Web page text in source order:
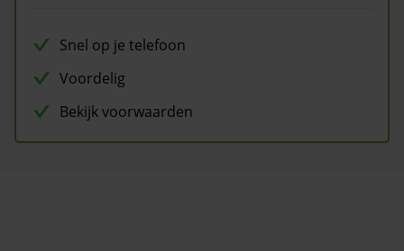
Snel op je telefoon
Voordelig
Bekijk voorwaarden